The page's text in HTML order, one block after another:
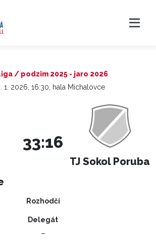
/ podzim 2025 - jaro 2026
1. 2026, 16:30, hala Michalovce
33:16
TJ Sokol Poruba
Rozhodčí
Delegát
–